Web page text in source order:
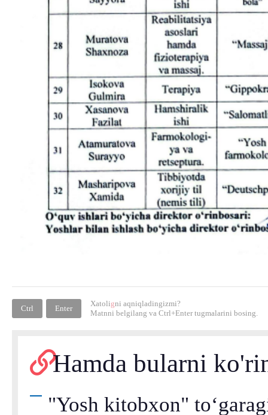
Ctrl Enter
Xatoligni aqniqladingizmi?
Matnni belgilang va Ctrl+Enter tugmalarini bosing.
Hamda bularni
"Yosh kitobxon"